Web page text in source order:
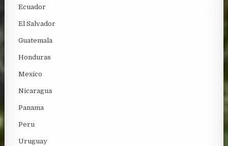
Ecuador
El Salvador
Guatemala
Honduras
Mexico
Nicaragua
Panama
Peru
Uruguay